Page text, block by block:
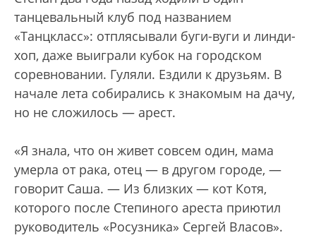
танцевальный клуб под названием
«Танцкласс»: отплясывали буги-вуги и линди-
хоп, даже выиграли кубок на городском
соревновании. Гуляли. Ездили к друзьям. В
начале лета собирались к знакомым на дачу,
но не сложилось — арест.
«Я знала, что он живет совсем один, мама
умерла от рака, отец — в другом городе, —
говорит Саша. — Из близких — кот Котя,
которого после Степиного ареста приютил
руководитель «Росузника» Сергей Власов».